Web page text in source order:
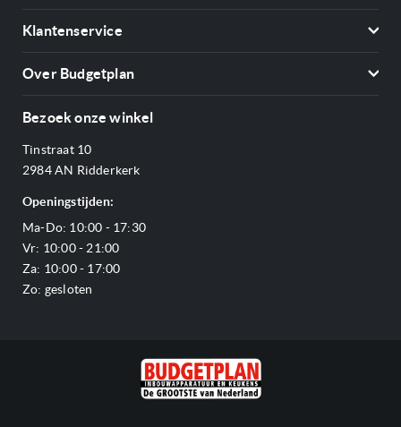
Kookplaten
Afzuigkappen
Ovens
Stoomovens
Magnetrons
Vaatwassers
Complete keukens
Outlet
Klantenservice
Betalen
Veelgestelde vragen
Service & garantie
Sitemap
Over Budgetplan
Adres & Route
Reviews Budgetplan
Blog
Bezoek onze winkel
Tinstraat 10
2984 AN Ridderkerk
Openingstijden:
Ma-Do: 10:00 - 17:30
Vr: 10:00 - 21:00
Za: 10:00 - 17:00
Zo: gesloten